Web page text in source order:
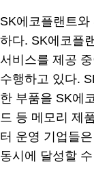
SK에코플랜트
하다. SK에코플
서비스를 제공
수행하고 있다.
한 부품을 SK에
드 등 메모리 제
터 운영 기업들
동시에 달성할